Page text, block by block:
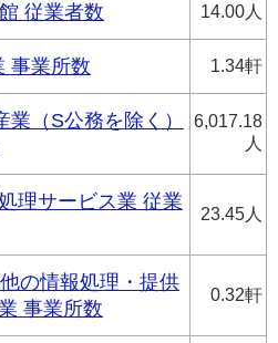
従業者数 14.00人
事業所数 1.34軒
業（S公務を除く）
6,017.18
人
理サービス業 従業
23.45人
の情報処理・提供
事業所数
0.32軒